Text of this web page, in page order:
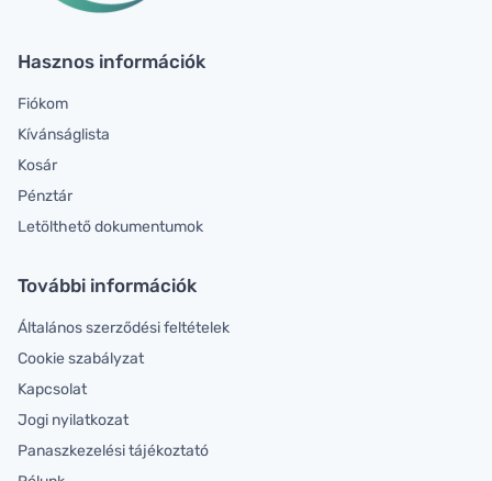
Hasznos információk
Fiókom
Kívánságlista
Kosár
Pénztár
Letölthető dokumentumok
További információk
Általános szerződési feltételek
Cookie szabályzat
Kapcsolat
Jogi nyilatkozat
Panaszkezelési tájékoztató